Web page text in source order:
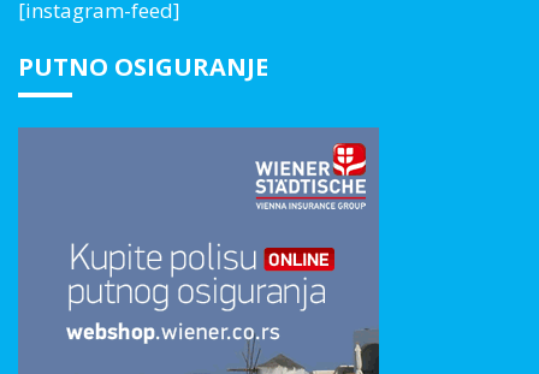
[instagram-feed]
PUTNO OSIGURANJE